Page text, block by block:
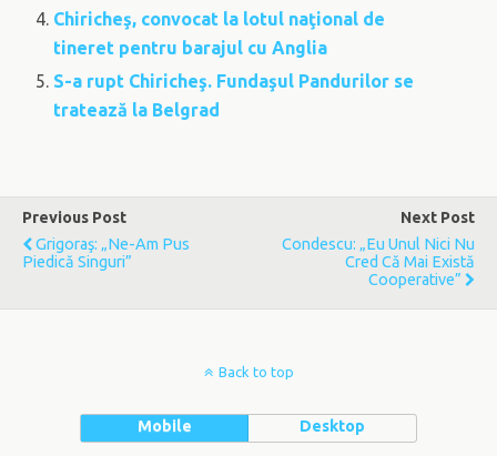
Chiricheş, convocat la lotul naţional de
tineret pentru barajul cu Anglia
S-a rupt Chiricheş. Fundaşul Pandurilor se
tratează la Belgrad
Previous Post
Grigoraş: „Ne-Am Pus
Piedică Singuri”
Next Post
Condescu: „Eu Unul Nici Nu
Cred Că Mai Există
Cooperative”
Back to top
Mobile Desktop